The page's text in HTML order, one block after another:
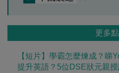
更多
【短片】學霸怎麼煉成？睇
提升英語？5位DSE狀元親